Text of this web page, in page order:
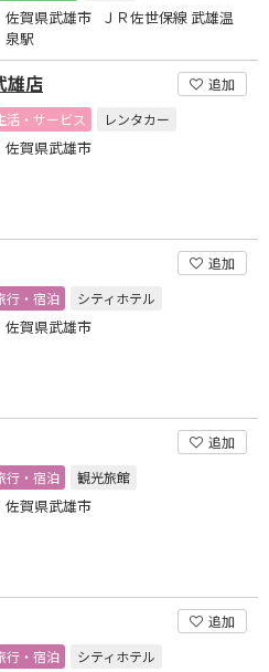
佐賀県武雄市 ＪＲ佐世保線 武雄温
泉駅
雄店
追加
活・サービス
レンタカー
佐賀県武雄市
追加
行・宿泊
シティホテル
佐賀県武雄市
追加
行・宿泊
観光旅館
佐賀県武雄市
追加
行・宿泊
シティホテル